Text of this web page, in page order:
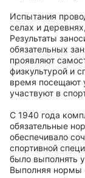
Испытания
селах и
Результаты
обязательных
проявляют
физкультурой и
время посещают
участвуют в
С 1940 года
обязательные
обеспечивало
спортивной
было выполнять
Выполняя нормы